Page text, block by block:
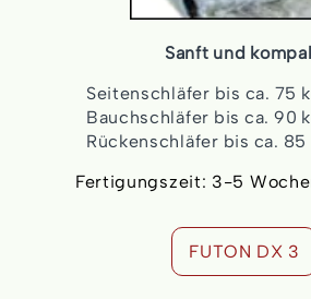
Sanft und
Seitenschläfer bis ca. 75
Bauchschläfer bis ca. 90
Rückenschläfer bis ca. 85
Fertigungszeit: 3-5
FUTON DX 3